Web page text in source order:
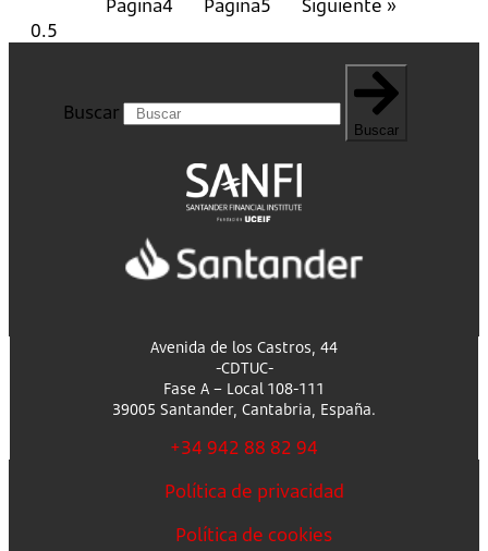
Página4 Página5 Siguiente »
Buscar
Buscar
Avenida de los Castros, 44
-CDTUC-
Fase A – Local 108-111
39005 Santander, Cantabria, España.
+34 942 88 82 94
Política de privacidad
Política de cookies